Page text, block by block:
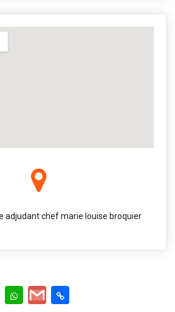
adjudant chef marie louise broquier